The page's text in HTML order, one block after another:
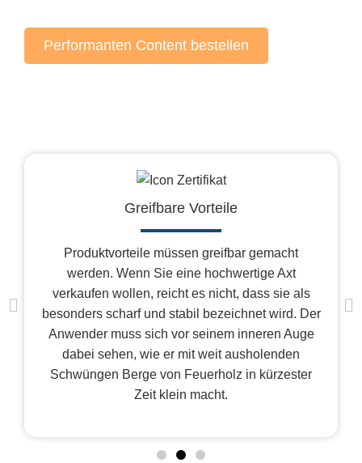
Performanten Content bestellen
Greifbare Vorteile
Produktvorteile müssen greifbar gemacht
werden. Wenn Sie eine hochwertige Axt
verkaufen wollen, reicht es nicht, dass sie als
besonders scharf und stabil bezeichnet wird. Der
Anwender muss sich vor seinem inneren Auge
dabei sehen, wie er mit weit ausholenden
Schwüngen Berge von Feuerholz in kürzester
Zeit klein macht.